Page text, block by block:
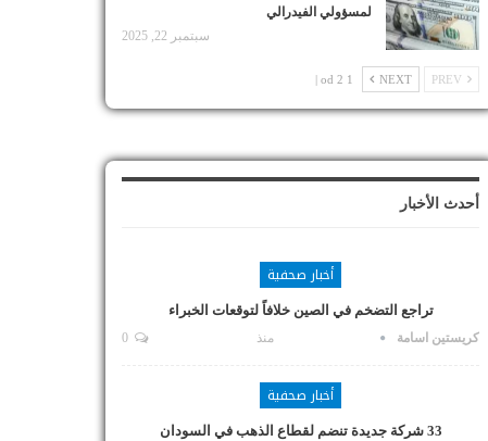
لمسؤولي الفيدرالي
سبتمبر 22, 2025
NEXT
1 od 2 |
أحدث الأخبار
أخبار صحفية
تراجع التضخم في الصين خلافاً لتوقعات الخبراء
كريستين اسامة منذ
أخبار صحفية
33 شركة جديدة تنضم لقطاع الذهب في السودان